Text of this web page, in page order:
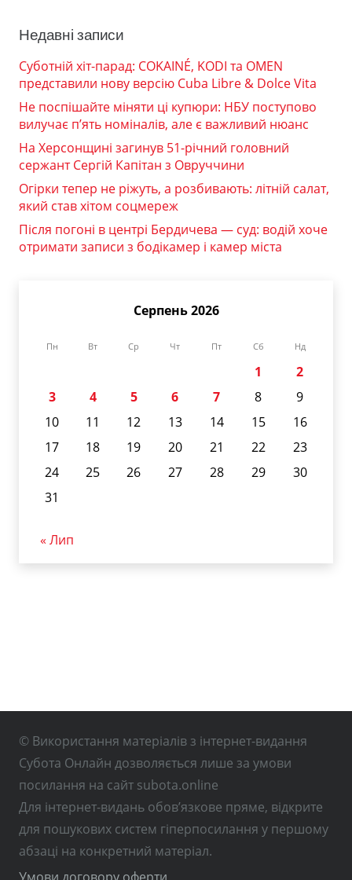
Недавні записи
Суботній хіт-парад: COKAINÉ, KODI та OMEN
представили нову версію Cuba Libre & Dolce Vita
Не поспішайте міняти ці купюри: НБУ поступово
вилучає п’ять номіналів, але є важливий нюанс
На Херсонщині загинув 51-річний головний
сержант Сергій Капітан з Овруччини
Огірки тепер не ріжуть, а розбивають: літній салат,
який став хітом соцмереж
Після погоні в центрі Бердичева — суд: водій хоче
отримати записи з бодікамер і камер міста
Серпень 2026
Пн Вт Ср Чт Пт Сб Нд
1
2
3
4 5 6 7 8
9
10
11 12 13 14 15
16
17
18 19 20 21 22
23
24
25 26 27 28 29
30
31
« Лип
© Використання матеріалів з інтернет-видання
Субота Онлайн дозволяється лише за умови
посилання на сайт subota.online
Для інтернет-видань обов’язкове пряме, відкрите
для пошукових систем гіперпосилання у першому
абзаці на конкретний матеріал.